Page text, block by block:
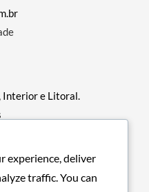
Interior e Litoral.
experience, deliver
traffic. You can